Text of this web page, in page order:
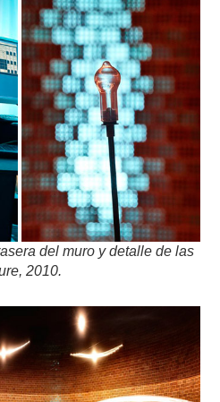
del muro y detalle de las
2010.